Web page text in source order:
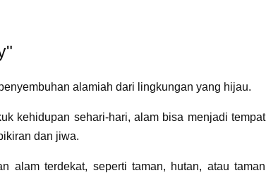
alamiah dari lingkungan yang hijau.
kehidupan sehari-hari, alam bisa menjadi tempat
dan jiwa.
alam terdekat, seperti taman, hutan, atau taman